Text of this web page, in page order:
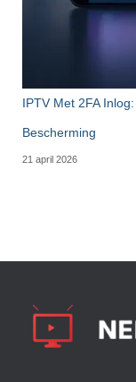
IPTV Met 2FA
Bescherming
21 april 2026